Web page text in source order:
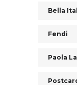
Bella
Fendi
Paola